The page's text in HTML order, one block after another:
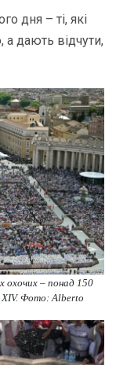
дня – ті, які
а дають відчути,
охочих – понад 150
XIV. Фото: Alberto